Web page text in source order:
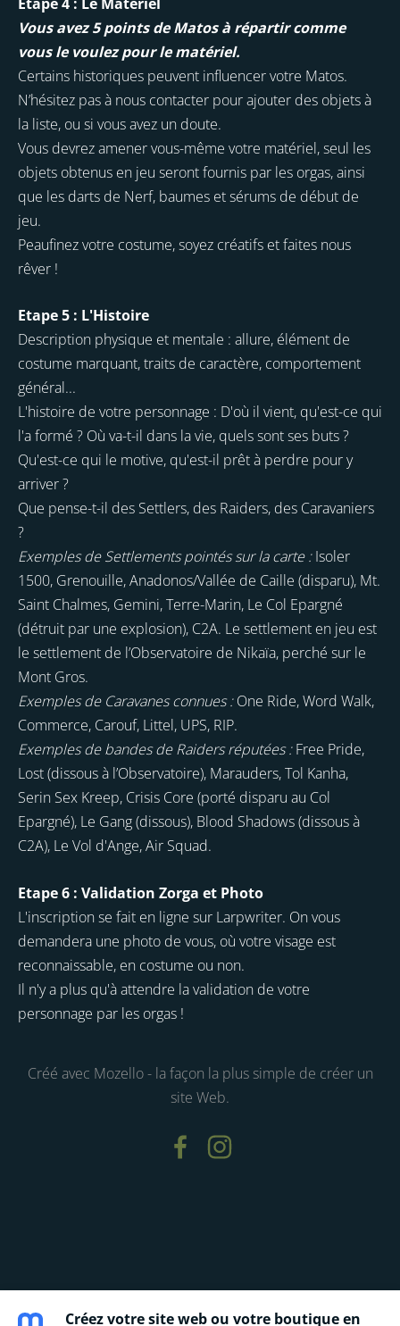
Vous avez 5 points de Matos à répartir comme
vous le voulez pour le matériel.
Certains historiques peuvent influencer votre Matos.
N’hésitez pas à nous contacter pour ajouter des objets à
la liste, ou si vous avez un doute.
Vous devrez amener vous-même votre matériel, seul les
objets obtenus en jeu seront fournis par les orgas, ainsi
que les darts de Nerf, baumes et sérums de début de
jeu.
Peaufinez votre costume, soyez créatifs et faites nous
rêver !
Etape 5 : L'Histoire
Description physique et mentale : allure, élément de
costume marquant, traits de caractère, comportement
général...
L'histoire de votre personnage : D'où il vient, qu'est-ce qui
l'a formé ? Où va-t-il dans la vie, quels sont ses buts ?
Qu'est-ce qui le motive, qu'est-il prêt à perdre pour y
arriver ?
Que pense-t-il des Settlers, des Raiders, des Caravaniers
?
Exemples de Settlements pointés sur la carte :Isoler
1500, Grenouille, Anadonos/Vallée de Caille (disparu), Mt.
Saint Chalmes, Gemini, Terre-Marin, Le Col Epargné
(détruit par une explosion), C2A. Le settlement en jeu est
le settlement de l’Observatoire de Nikaïa, perché sur le
Mont Gros.
Exemples de Caravanes connues :One Ride, Word Walk,
Commerce, Carouf, Littel, UPS, RIP.
Exemples de bandes de Raiders réputées :Free Pride,
Lost (dissous à l’Observatoire), Marauders, Tol Kanha,
Serin Sex Kreep, Crisis Core (porté disparu au Col
Epargné), Le Gang (dissous), Blood Shadows (dissous à
C2A), Le Vol d'Ange, Air Squad.
Etape 6 : Validation Zorga et Photo
L'inscription se fait en ligne sur Larpwriter. On vous
demandera une photo de vous, où votre visage est
reconnaissable, en costume ou non.
Il n'y a plus qu'à attendre la validation de votre
personnage par les orgas !
Créé avec Mozello- la façon la plus simple de créer un
site Web.
Créez votre site web ou votre boutique en